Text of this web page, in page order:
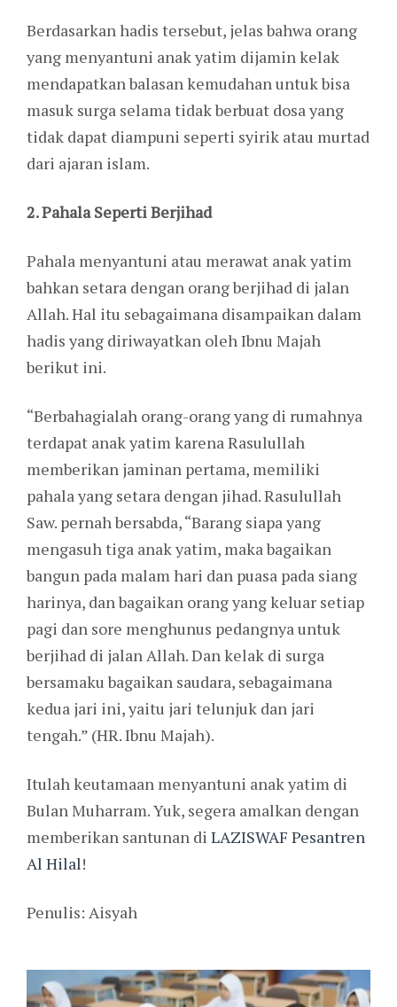
Berdasarkan hadis tersebut, jelas bahwa orang
yang menyantuni anak yatim dijamin kelak
mendapatkan balasan kemudahan untuk bisa
masuk surga selama tidak berbuat dosa yang
tidak dapat diampuni seperti syirik atau murtad
dari ajaran islam.
2. Pahala Seperti Berjihad
Pahala menyantuni atau merawat anak yatim
bahkan setara dengan orang berjihad di jalan
Allah. Hal itu sebagaimana disampaikan dalam
hadis yang diriwayatkan oleh Ibnu Majah
berikut ini.
“Berbahagialah orang-orang yang di rumahnya
terdapat anak yatim karena Rasulullah
memberikan jaminan pertama, memiliki
pahala yang setara dengan jihad. Rasulullah
Saw. pernah bersabda, “Barang siapa yang
mengasuh tiga anak yatim, maka bagaikan
bangun pada malam hari dan puasa pada siang
harinya, dan bagaikan orang yang keluar setiap
pagi dan sore menghunus pedangnya untuk
berjihad di jalan Allah. Dan kelak di surga
bersamaku bagaikan saudara, sebagaimana
kedua jari ini, yaitu jari telunjuk dan jari
tengah.” (HR. Ibnu Majah).
Itulah keutamaan menyantuni anak yatim di
Bulan Muharram. Yuk, segera amalkan dengan
memberikan santunan di LAZISWAF Pesantren
Al Hilal!
Penulis: Aisyah